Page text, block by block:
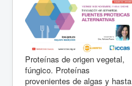
Proteínas de origen vegetal,
fúngico. Proteínas
provenientes de algas y hasta